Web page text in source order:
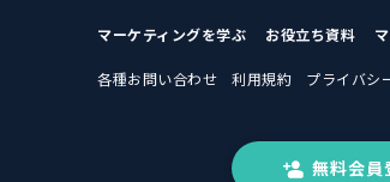
マーケティングを学ぶ お役立ち資料
各種お問い合わせ 利用規約 プライバシ
無料会員